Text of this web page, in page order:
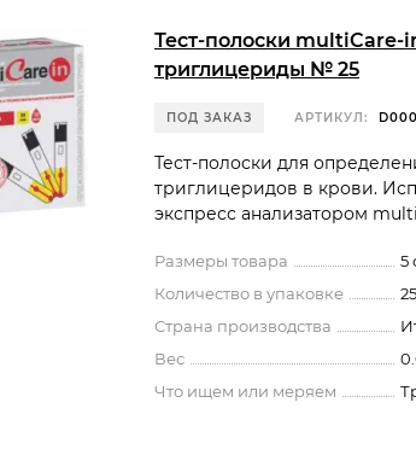
Тест-полоски multiCare-
триглицериды № 25
ПОД ЗАКАЗ АРТИКУЛ:
Тест-полоски для
триглицеридов в крови.
экспресс анализатором
Размеры товара
5
Количество в упаковке
25
Страна производства
Вес
Что ищем или меряем